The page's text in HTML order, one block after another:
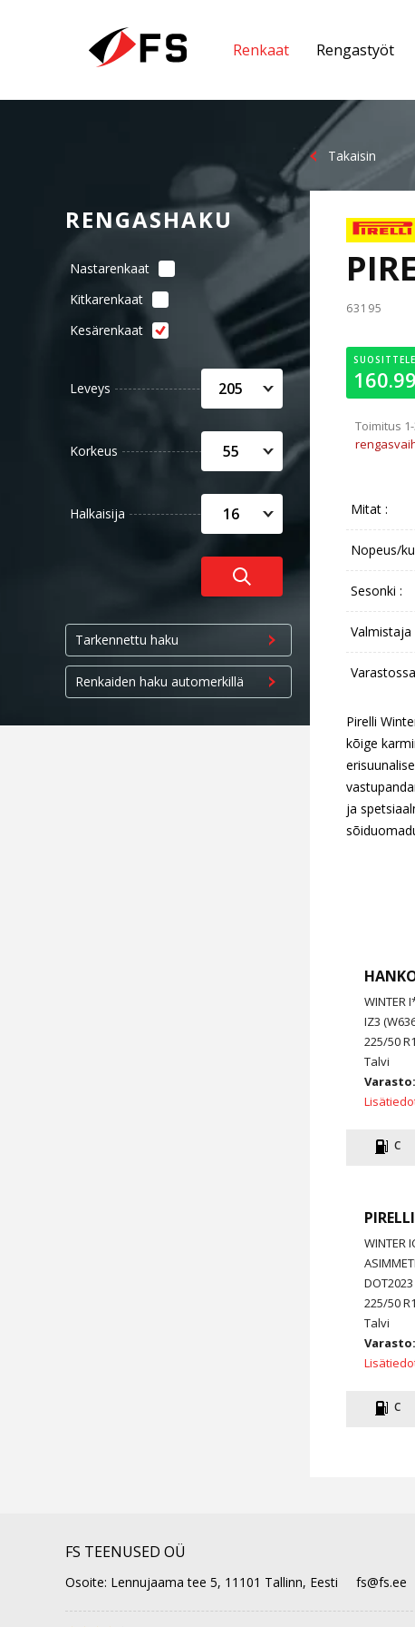
Renkaat Rengastyöt
Takaisin
63195
Toimitus
Mitat :
Nopeus/
Sesonki :
Valmistaja
Pirelli
kõige
ja
WINTER
IZ3
225/50
Talvi
Varasto:
C
PIRELLI
WINTER
DOT2023
225/50
Talvi
Varasto:
C
RENGASHAKU
Nastarenkaat
Kitkarenkaat
Kesärenkaat
Leveys 205
Korkeus 55
Halkaisija 16
Tarkennettu haku
Renkaiden haku automerkillä
FS TEENUSED OÜ
Osoite: Lennujaama tee 5, 11101 Tallinn, Eesti fs@fs.ee